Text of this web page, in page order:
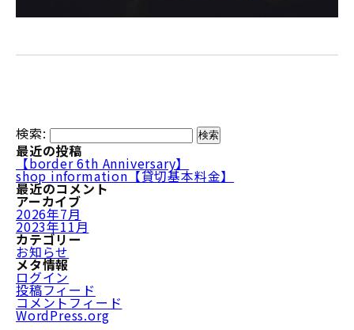
検索:
最近の投稿
【border 6th Anniversary】
shop information【貸切基本料金】
最近のコメント
アーカイブ
2026年7月
2023年11月
カテゴリー
お知らせ
メタ情報
ログイン
投稿フィード
コメントフィード
WordPress.org